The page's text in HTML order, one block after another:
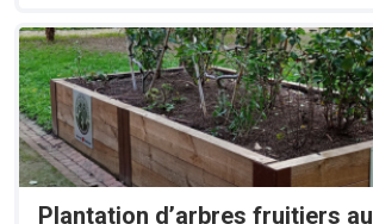
Plantation d’arbres fruitiers au